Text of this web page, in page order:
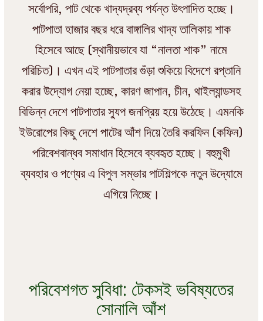
সর্বোপরি, পাট থেকে খাদ্যদ্রব্য পর্যন্ত উৎপাদিত হচ্ছে।
পাটপাতা হাজার বছর ধরে বাঙ্গালির খাদ্য তালিকায় শাক
হিসেবে আছে (স্থানীয়ভাবে যা “নালতা শাক” নামে
পরিচিত)। এখন এই পাটপাতার গুঁড়া শুকিয়ে বিদেশে রপ্তানি
করার উদ্যোগ নেয়া হচ্ছে, কারণ জাপান, চীন, থাইল্যান্ডসহ
বিভিন্ন দেশে পাটপাতার স্যুপ জনপ্রিয় হয়ে উঠেছে। এমনকি
ইউরোপের কিছু দেশে পাটের আঁশ দিয়ে তৈরি করফিন (কফিন)
পরিবেশবান্ধব সমাধান হিসেবে ব্যবহৃত হচ্ছে। বহুমুখী
ব্যবহার ও পণ্যের এ বিপুল সম্ভার পাটশিল্পকে নতুন উদ্যোমে
এগিয়ে নিচ্ছে।
পরিবেশগত সুবিধা: টেকসই ভবিষ্যতের
সোনালি আঁশ